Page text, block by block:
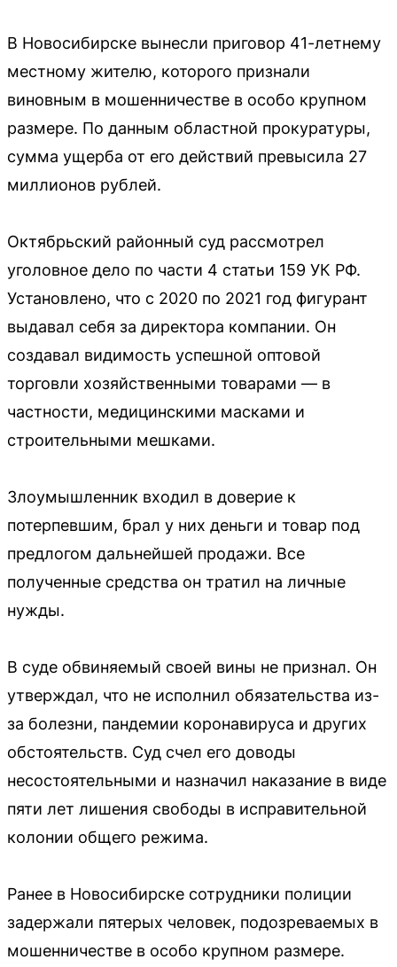
В Новосибирске вынесли приговор 41-летнему
местному жителю, которого признали
виновным в мошенничестве в особо крупном
размере. По данным областной прокуратуры,
сумма ущерба от его действий превысила 27
миллионов рублей.
Октябрьский районный суд рассмотрел
уголовное дело по части 4 статьи 159 УК РФ.
Установлено, что с 2020 по 2021 год фигурант
выдавал себя за директора компании. Он
создавал видимость успешной оптовой
торговли хозяйственными товарами — в
частности, медицинскими масками и
строительными мешками.
Злоумышленник входил в доверие к
потерпевшим, брал у них деньги и товар под
предлогом дальнейшей продажи. Все
полученные средства он тратил на личные
нужды.
В суде обвиняемый своей вины не признал. Он
утверждал, что не исполнил обязательства из-
за болезни, пандемии коронавируса и других
обстоятельств. Суд счел его доводы
несостоятельными и назначил наказание в виде
пяти лет лишения свободы в исправительной
колонии общего режима.
Ранее в Новосибирске сотрудники полиции
задержали пятерых человек, подозреваемых в
мошенничестве в особо крупном размере.